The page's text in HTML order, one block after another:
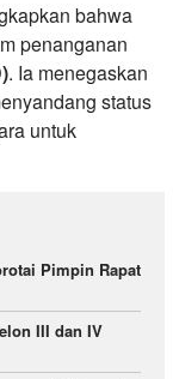
bahwa
penanganan
. Ia menegaskan
status
untuk
Pimpin Rapat
III dan IV